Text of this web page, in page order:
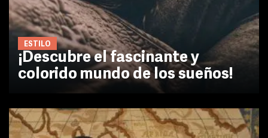
ESTILO
¡Descubre el fascinante y
colorido mundo de los sueños!